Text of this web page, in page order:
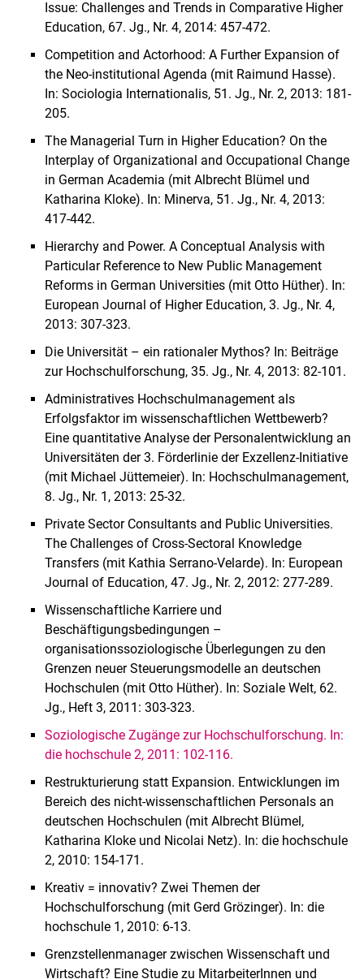
Issue: Challenges and Trends in Comparative Higher
Education, 67. Jg., Nr. 4, 2014: 457-472.
Competition and Actorhood: A Further Expansion of
the Neo-institutional Agenda (mit Raimund Hasse).
In: Sociologia Internationalis, 51. Jg., Nr. 2, 2013: 181-
205.
The Managerial Turn in Higher Education? On the
Interplay of Organizational and Occupational Change
in German Academia (mit Albrecht Blümel und
Katharina Kloke). In: Minerva, 51. Jg., Nr. 4, 2013:
417-442.
Hierarchy and Power. A Conceptual Analysis with
Particular Reference to New Public Management
Reforms in German Universities (mit Otto Hüther). In:
European Journal of Higher Education, 3. Jg., Nr. 4,
2013: 307-323.
Die Universität – ein rationaler Mythos? In: Beiträge
zur Hochschulforschung, 35. Jg., Nr. 4, 2013: 82-101.
Administratives Hochschulmanagement als
Erfolgsfaktor im wissenschaftlichen Wettbewerb?
Eine quantitative Analyse der Personalentwicklung an
Universitäten der 3. Förderlinie der Exzellenz-Initiative
(mit Michael Jüttemeier). In: Hochschulmanagement,
8. Jg., Nr. 1, 2013: 25-32.
Private Sector Consultants and Public Universities.
The Challenges of Cross-Sectoral Knowledge
Transfers (mit Kathia Serrano-Velarde). In: European
Journal of Education, 47. Jg., Nr. 2, 2012: 277-289.
Wissenschaftliche Karriere und
Beschäftigungsbedingungen –
organisationssoziologische Überlegungen zu den
Grenzen neuer Steuerungsmodelle an deutschen
Hochschulen (mit Otto Hüther). In: Soziale Welt, 62.
Jg., Heft 3, 2011: 303-323.
Soziologische Zugänge zur Hochschulforschung. In:
die hochschule 2, 2011: 102-116.
Restrukturierung statt Expansion. Entwicklungen im
Bereich des nicht-wissenschaftlichen Personals an
deutschen Hochschulen (mit Albrecht Blümel,
Katharina Kloke und Nicolai Netz). In: die hochschule
2, 2010: 154-171.
Kreativ = innovativ? Zwei Themen der
Hochschulforschung (mit Gerd Grözinger). In: die
hochschule 1, 2010: 6-13.
Grenzstellenmanager zwischen Wissenschaft und
Wirtschaft? Eine Studie zu MitarbeiterInnen und